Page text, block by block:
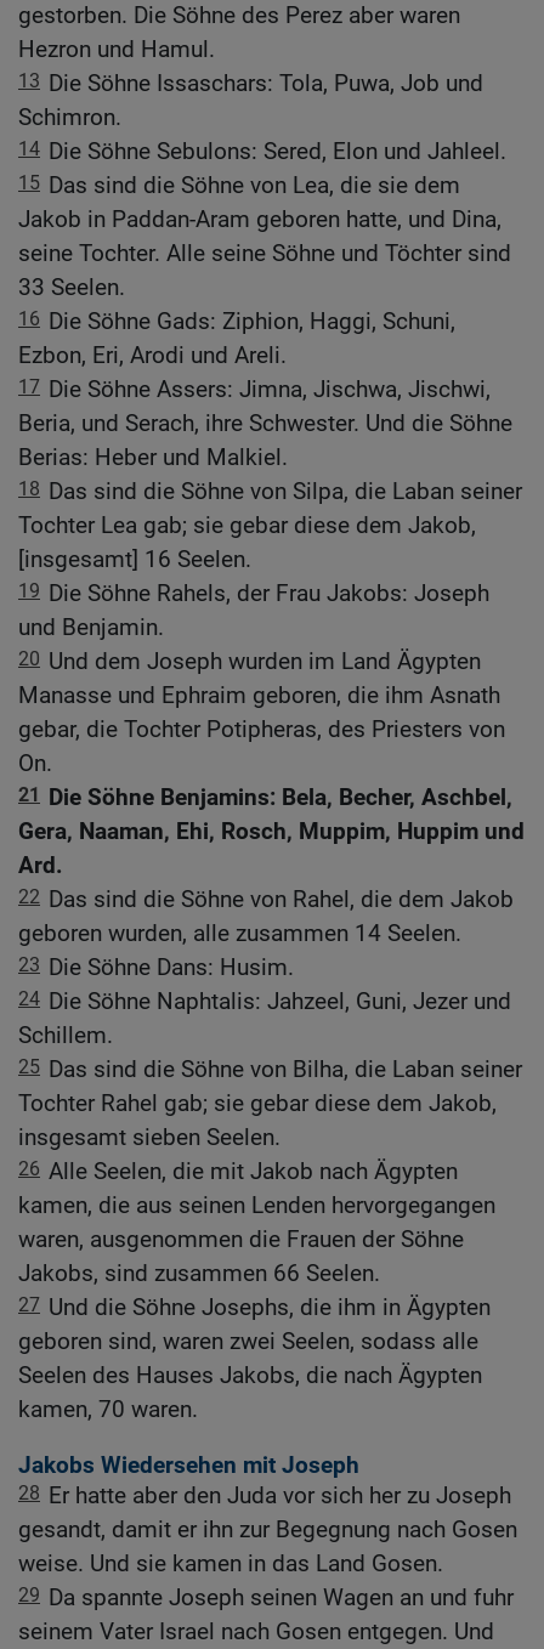
gestorben. Die Söhne des Perez aber waren
Hezron und Hamul.
13 Die Söhne Issaschars: Tola, Puwa, Job und
Schimron.
14 Die Söhne Sebulons: Sered, Elon und Jahleel.
15 Das sind die Söhne von Lea, die sie dem
Jakob in Paddan-Aram geboren hatte, und Dina,
seine Tochter. Alle seine Söhne und Töchter sind
33 Seelen.
16 Die Söhne Gads: Ziphion, Haggi, Schuni,
Ezbon, Eri, Arodi und Areli.
17 Die Söhne Assers: Jimna, Jischwa, Jischwi,
Beria, und Serach, ihre Schwester. Und die Söhne
Berias: Heber und Malkiel.
18 Das sind die Söhne von Silpa, die Laban seiner
Tochter Lea gab; sie gebar diese dem Jakob,
[insgesamt] 16 Seelen.
19 Die Söhne Rahels, der Frau Jakobs: Joseph
und Benjamin.
20 Und dem Joseph wurden im Land Ägypten
Manasse und Ephraim geboren, die ihm Asnath
gebar, die Tochter Potipheras, des Priesters von
On.
21
Die Söhne Benjamins: Bela, Becher, Aschbel,
Gera, Naaman, Ehi, Rosch, Muppim, Huppim und
Ard.
22 Das sind die Söhne von Rahel, die dem Jakob
geboren wurden, alle zusammen 14 Seelen.
23 Die Söhne Dans: Husim.
24 Die Söhne Naphtalis: Jahzeel, Guni, Jezer und
Schillem.
25 Das sind die Söhne von Bilha, die Laban seiner
Tochter Rahel gab; sie gebar diese dem Jakob,
insgesamt sieben Seelen.
26 Alle Seelen, die mit Jakob nach Ägypten
kamen, die aus seinen Lenden hervorgegangen
waren, ausgenommen die Frauen der Söhne
Jakobs, sind zusammen 66 Seelen.
27 Und die Söhne Josephs, die ihm in Ägypten
geboren sind, waren zwei Seelen, sodass alle
Seelen des Hauses Jakobs, die nach Ägypten
kamen, 70 waren.
Jakobs Wiedersehen mit Joseph
28 Er hatte aber den Juda vor sich her zu Joseph
gesandt, damit er ihn zur Begegnung nach Gosen
weise. Und sie kamen in das Land Gosen.
29 Da spannte Joseph seinen Wagen an und fuhr
seinem Vater Israel nach Gosen entgegen. Und